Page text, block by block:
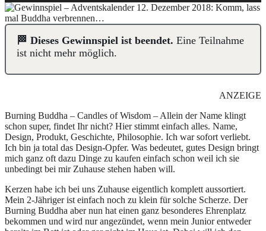
🏁 Dieses Gewinnspiel ist beendet. Eine Teilnahme
ist nicht mehr möglich.
ANZEIGE
Burning Buddha – Candles of Wisdom – Allein der Name klingt
schon super, findet Ihr nicht? Hier stimmt einfach alles. Name,
Design, Produkt, Geschichte, Philosophie. Ich war sofort verliebt.
Ich bin ja total das Design-Opfer. Was bedeutet, gutes Design bringt
mich ganz oft dazu Dinge zu kaufen einfach schon weil ich sie
unbedingt bei mir Zuhause stehen haben will.
Kerzen habe ich bei uns Zuhause eigentlich komplett aussortiert.
Mein 2-Jähriger ist einfach noch zu klein für solche Scherze. Der
Burning Buddha aber nun hat einen ganz besonderes Ehrenplatz
bekommen und wird nur angezündet, wenn mein Junior entweder